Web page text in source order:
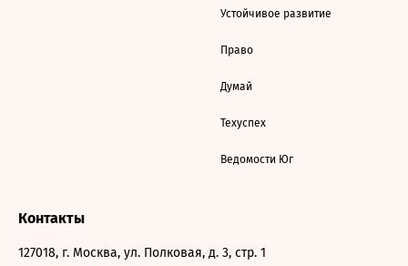
Устойчивое развитие
Право
Думай
Техуспех
Ведомости Юг
Контакты
127018, г. Москва, ул. Полковая, д. 3, стр. 1